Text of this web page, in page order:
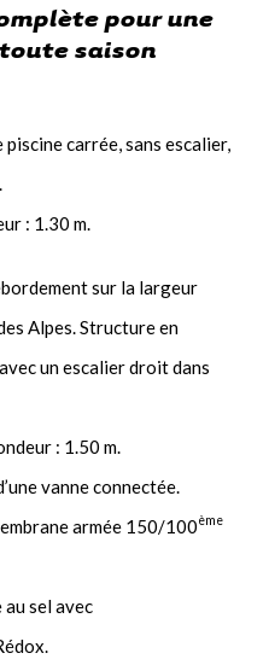
pour une
saison
carrée, sans escalier,
: 1.30 m.
sur la largeur
Alpes. Structure en
un escalier droit dans
: 1.50 m.
vanne connectée.
armée 150/100ème
sel avec